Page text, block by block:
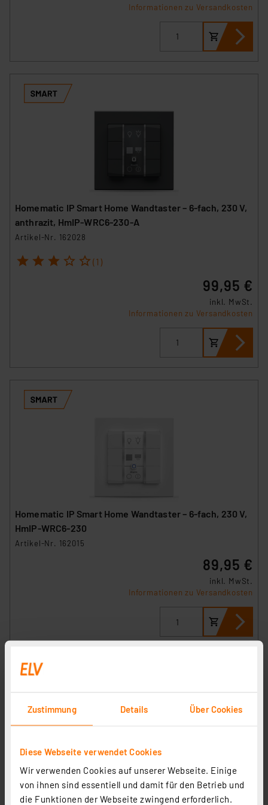
Zustimmung Details Über Cookies
Diese Webseite verwendet Cookies
Wir verwenden Cookies auf unserer Webseite. Einige
von ihnen sind essentiell und damit für den Betrieb und
die Funktionen der Webseite zwingend erforderlich.
Informationen zu Versandkosten
Homematic IP Smart Home Wandtaster – 6-fach, 230 V,
anthrazit, HmIP-WRC6-230-A
Artikel-Nr. 162028
1 2 3 4 5 (1)
99,95 €
inkl. MwSt.
Informationen zu Versandkosten
Homematic IP Smart Home Wandtaster – 6-fach, 230 V,
HmIP-WRC6-230
Artikel-Nr. 162015
89,95 €
inkl. MwSt.
Informationen zu Versandkosten